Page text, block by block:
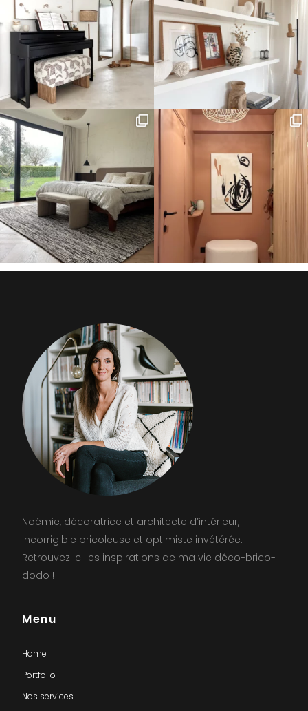
Noémie, décoratrice et architecte d’intérieur,
incorrigible bricoleuse et optimiste invétérée.
Retrouvez ici les inspirations de ma vie déco-brico-
dodo !
Menu
Home
Portfolio
Nos services